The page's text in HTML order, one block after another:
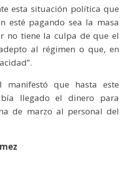
esta situación política que
esté pagando sea la masa
no tiene la culpa de que el
al régimen o que, en
manifestó que hasta este
llegado el dinero para
de marzo al personal del